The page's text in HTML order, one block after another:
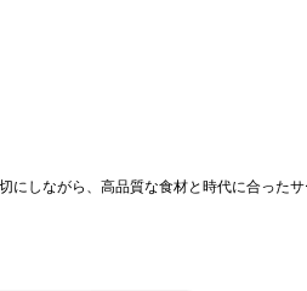
にしながら、高品質な食材と時代に合った